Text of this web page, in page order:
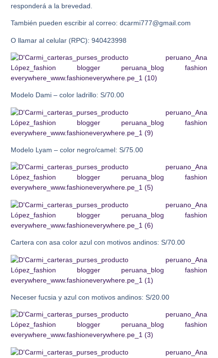
responderá a la brevedad.
También pueden escribir al correo: dcarmi777@gmail.com
O llamar al celular (RPC): 940423998
Modelo Dami – color ladrillo: S/70.00
Modelo Lyam – color negro/camel: S/75.00
Cartera con asa color azul con motivos andinos: S/70.00
Neceser fucsia y azul con motivos andinos: S/20.00